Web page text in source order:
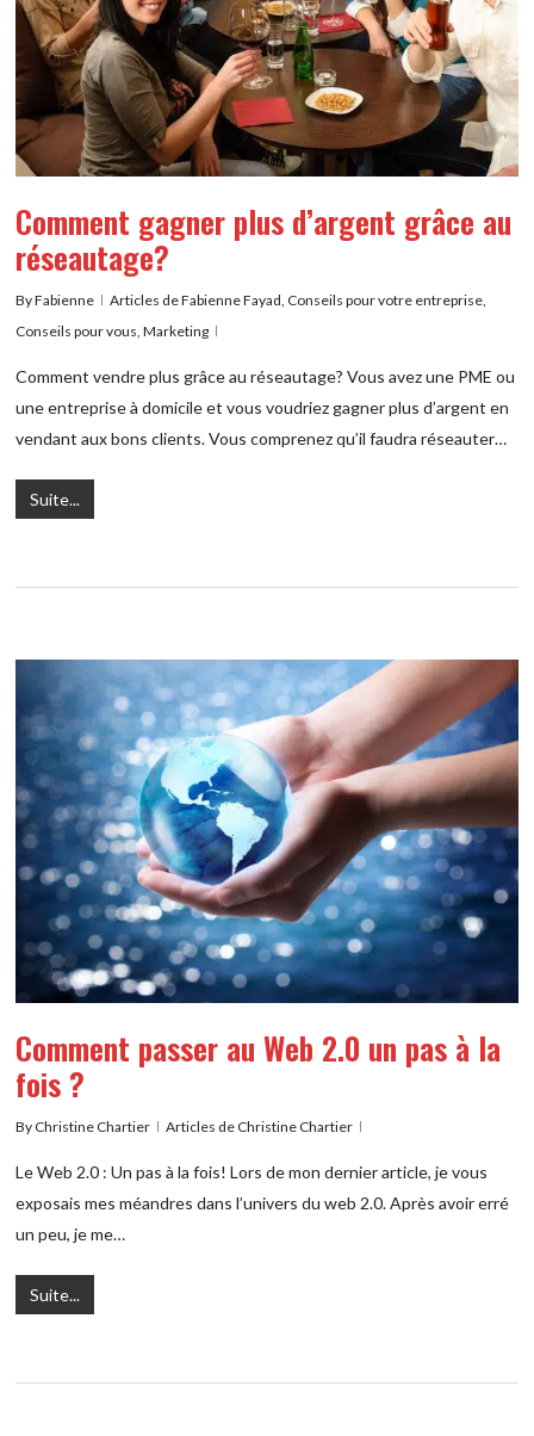
Comment gagner plus d’argent grâce au
réseautage?
ByFabienne Articles de Fabienne Fayad Conseils pour votre entreprise
Conseils pour vous ,Marketing
Comment vendre plus grâce au réseautage? Vous avez une PME ou
une entreprise à domicile et vous voudriez gagner plus d’argent en
vendant aux bons clients. Vous comprenez qu’il faudra réseauter…
Suite...
Comment passer au Web 2.0 un pas à la
fois ?
By Christine Chartier Articles de Christine Chartier
Le Web 2.0 : Un pas à la fois! Lors de mon dernier article, je vous
exposais mes méandres dans l’univers du web 2.0. Après avoir erré
un peu, je me…
Suite...